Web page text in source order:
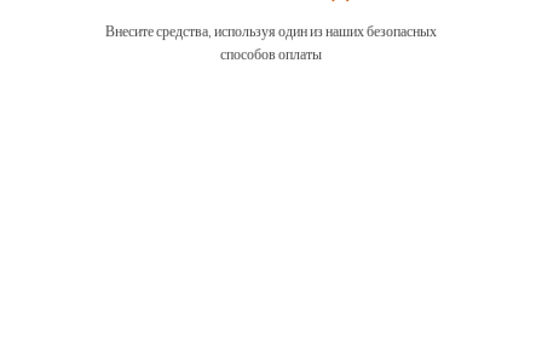
Внесите средства, используя один из наших безопасных
способов оплаты